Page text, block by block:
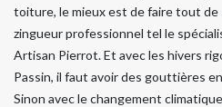
toiture, le mieux est de faire tout de
zingueur professionnel tel le
Artisan Pierrot. Et avec les hivers
Passin, il faut avoir des gouttières
Sinon avec le changement